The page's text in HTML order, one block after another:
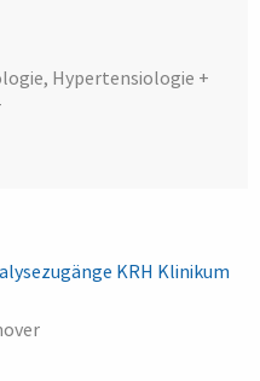
Hypertensiologie +
KRH Klinikum